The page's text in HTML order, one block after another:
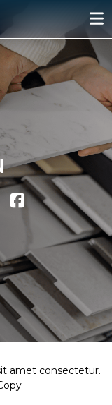
amet consectetur.